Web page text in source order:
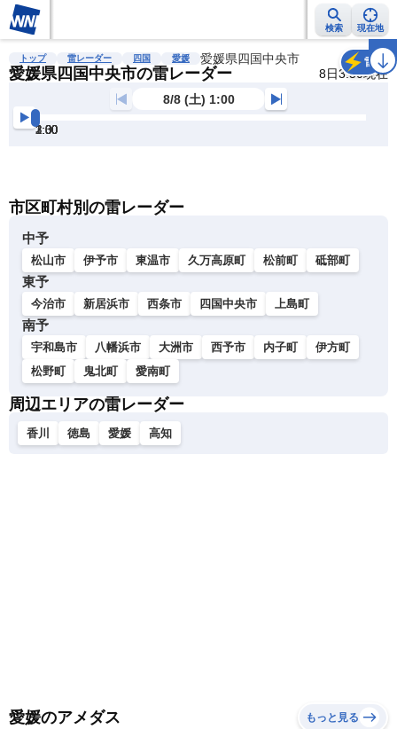
検索 現在地
雨雲レーダー 台風情報 地震情報 警報・注意報 2週間天気 ラ
トップ 雷レーダー 四国 愛媛 愛媛県四国中央市
愛媛県四国中央市の雷レーダー 8日3:50現在
雷
8/8 (土) 1:00
1:00
1:30
2:00
2:30
3:00
3:30
市区町村別の雷レーダー
中予
松山市 伊予市 東温市 久万高原町 松前町 砥部町
東予
今治市 新居浜市 西条市 四国中央市 上島町
南予
宇和島市 八幡浜市 大洲市 西予市 内子町
伊方町
松野町
鬼北町 愛南町
周辺エリアの雷レーダー
香川 徳島 愛媛 高知
愛媛のアメダス もっと見る